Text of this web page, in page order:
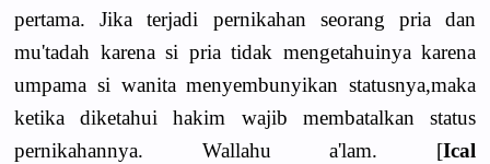
pertama. Jika terjadi pernikahan seorang pria dan
mu'tadah karena si pria tidak mengetahuinya karena
umpama si wanita menyembunyikan statusnya,maka
ketika diketahui hakim wajib membatalkan status
pernikahannya. Wallahu a'lam. [Ical